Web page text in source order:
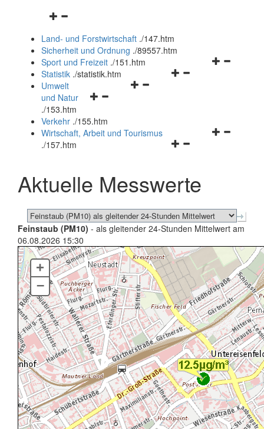
Navigationsmenü
und
schließen
Land- und Forstwirtschaft ./147.htm
Sicherheit und Ordnung ./89557.htm
Navigationsmenü
Sport und Freizeit ./151.htm
Navigationsmenü
Statistik ./statistik.htm
Navigationsmenü
und
schließen
Umwelt
und Natur
./153.htm
Verkehr ./155.htm
Navigationsmenü
schließen
Wirtschaft, Arbeit und Tourismus
./157.htm
Aktuelle Messwerte
Feinstaub (PM10) - als gleitender 24-Stunden Mittelwert am
06.08.2026 15:30
+
–